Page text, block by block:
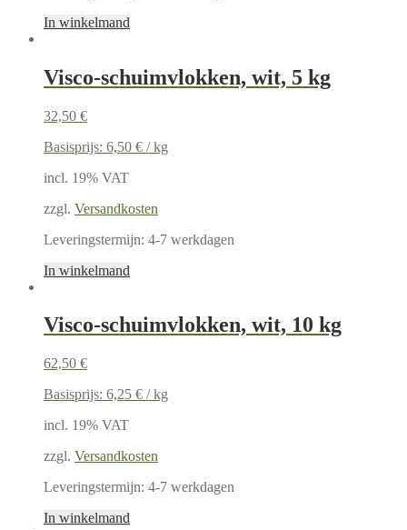
In winkelmand
Visco-schuimvlokken, wit, 5 kg
32,50 €
Basisprijs: 6,50 € /kg
incl. 19% VAT
zzgl. Versandkosten
Leveringstermijn: 4-7 werkdagen
In winkelmand
Visco-schuimvlokken, wit, 10 kg
62,50 €
Basisprijs: 6,25 € /kg
incl. 19% VAT
zzgl. Versandkosten
Leveringstermijn: 4-7 werkdagen
In winkelmand